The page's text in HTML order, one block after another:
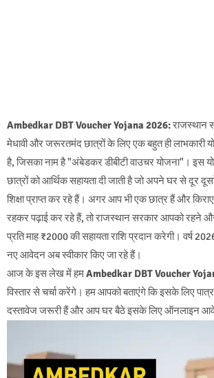
Ambedkar DBT Voucher Yojana 2026:राजस्थान
मेधावी और जरूरतमंद छात्रों के लिए एक बहुत ही लाभकारी
है, जिसका नाम है "अंबेडकर डीबीटी वाउचर योजना"। इस
छात्रों को आर्थिक सहायता दी जाती है जो अपने घर से दूर
शिक्षा प्राप्त कर रहे हैं। अगर आप भी एक छात्र हैं और
रहकर पढ़ाई कर रहे हैं, तो राजस्थान सरकार आपको रहने
प्रति माह ₹2000 की सहायता राशि प्रदान करेगी। वर्ष
नए आवेदन अब स्वीकार किए जा रहे हैं।
आज के इस लेख में हमAmbedkar DBT Voucher
विस्तार से चर्चा करेंगे। हम आपको बताएंगे कि इसके लिए
दस्तावेज जरूरी हैं और आप घर बैठे इसके लिए ऑनलाइन